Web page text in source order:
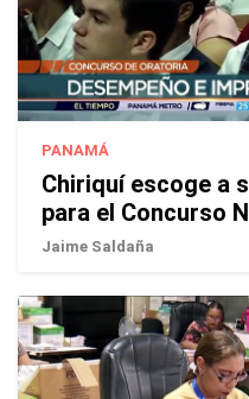
PANAMÁ
Chiriquí escoge a
para el Concurso
Jaime Saldaña